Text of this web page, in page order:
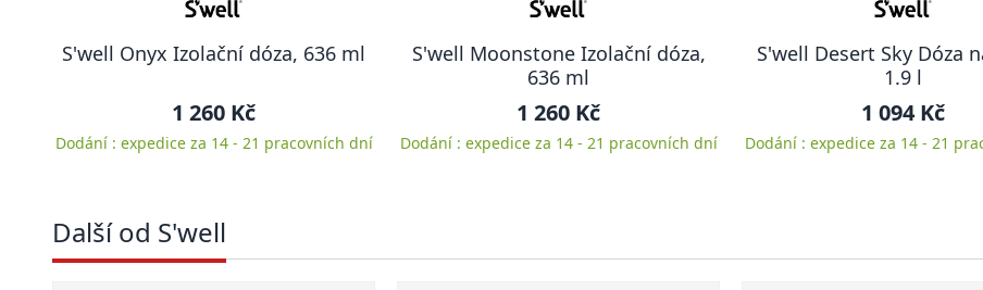
S'well Onyx Izolační dóza, 636 ml
1 260 Kč
Dodání : expedice za 14 - 21 pracovních dní
S'well Moonstone Izolační dóza,
636 ml
1 260 Kč
Dodání : expedice za 14 - 21 pracovních dní
S'well Desert Sky Dóza
1.9 l
1 094 Kč
Dodání : expedice za 14 - 21
Další od S'well